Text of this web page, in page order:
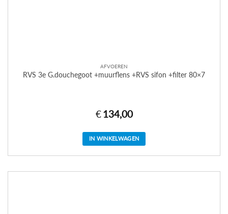
AFVOEREN
RVS 3e G.douchegoot +muurflens +RVS sifon +filter 80×7
€ 134,00
IN WINKELWAGEN